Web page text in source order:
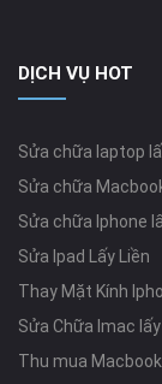
DỊCH VỤ HOT
Sửa chữa laptop
Sửa chữa
Sửa chữa Iphone
Sửa Ipad Lấy Liền
Thay Mặt Kính
Sửa Chữa Imac
Thu mua